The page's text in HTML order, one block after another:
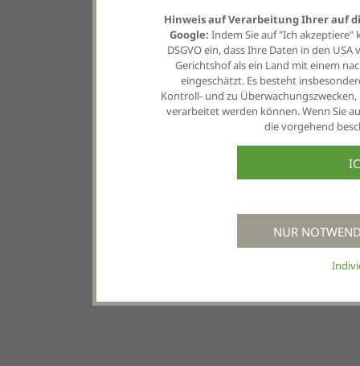
Hinweis auf Verarbeitung Ihrer auf
Google:Indem Sie auf "Ich akzeptiere"
DSGVO ein, dass Ihre Daten in den
Gerichtshof als ein Land mit einem
eingeschätzt. Es besteht
Kontroll- und zu
verarbeitet werden können. Wenn Sie
die vorgehend
NUR